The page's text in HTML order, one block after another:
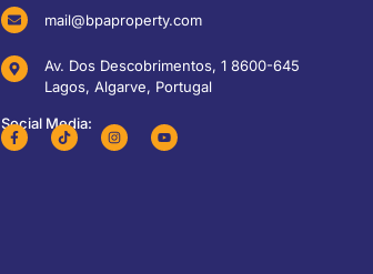
mail@bpaproperty.com
Av. Dos Descobrimentos, 1 8600-645
Lagos, Algarve, Portugal
Social Media: